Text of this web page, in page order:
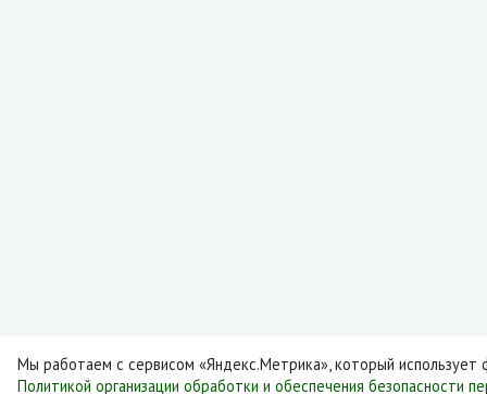
Мы работаем с сервисом «Яндекс.Метрика», который использует
Политикой организации обработки и обеспечения безопасности